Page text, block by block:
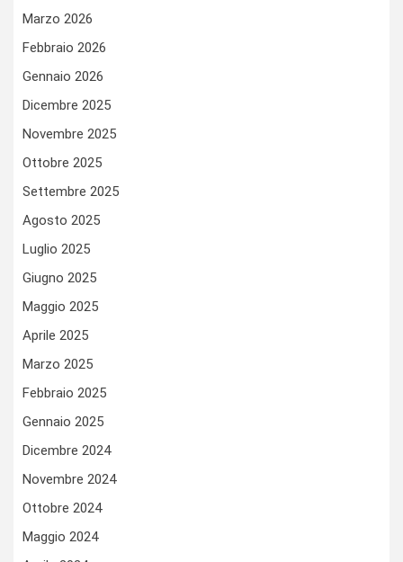
Marzo 2026
Febbraio 2026
Gennaio 2026
Dicembre 2025
Novembre 2025
Ottobre 2025
Settembre 2025
Agosto 2025
Luglio 2025
Giugno 2025
Maggio 2025
Aprile 2025
Marzo 2025
Febbraio 2025
Gennaio 2025
Dicembre 2024
Novembre 2024
Ottobre 2024
Maggio 2024